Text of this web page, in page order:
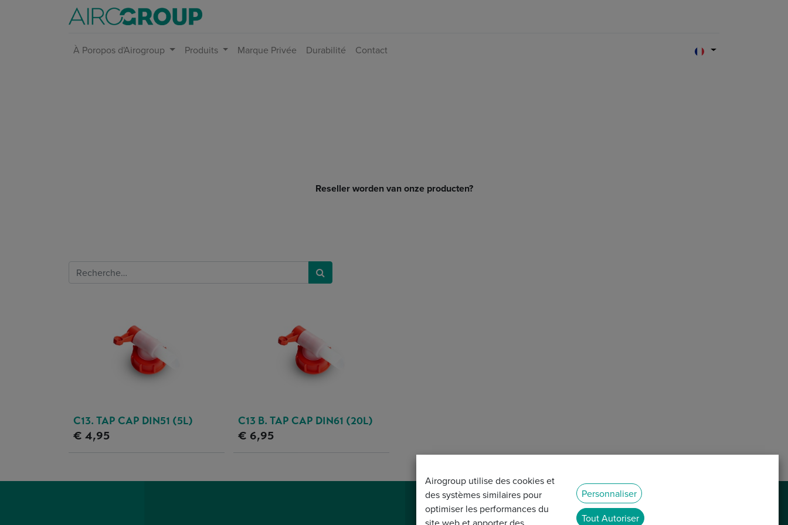
À Poropos d'Airogroup Produits Marque Privée​ Durabilité Contact
Reseller worden van onze producten?
C13. TAP CAP DIN51 (5L)
€ 4,95
C13 B. TAP CAP DIN61 (20L)
€ 6,95
Airogroup utilise des cookies et
des systèmes similaires pour
optimiser les performances du
Personnaliser
Tout Autoriser